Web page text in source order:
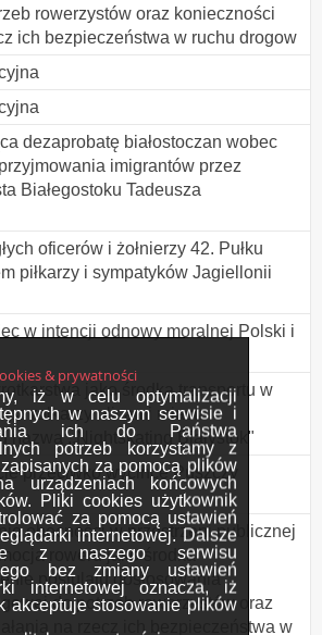
& prywatności
iż w celu optymalizacji
w naszym serwisie i
ich do Państwa
potrzeb korzystamy z
za pomocą plików
urządzeniach końcowych
Pliki cookies użytkownik
za pomocą ustawień
internetowej. Dalsze
z naszego serwisu
bez zmiany ustawień
internetowej oznacza, iż
akceptuje stosowanie plików
rowerzystów oraz konieczności
ich bezpieczeństwa w ruchu drogow
dezaprobatę białostoczan wobec
imigrantów przez
Białegostoku Tadeusza
oficerów i żołnierzy 42. Pułku
piłkarzy i sympatyków Jagiellonii
w intencji odnowy moralnej Polski i
jako środka transportu w
rolkarzy ulicami miasta
nazwą ,,Nightskating Białystok"
przeciwko wycince Puszczy
obecności w przestrzeni publicznej
roweru jako środka
postulatu dostosowania
do potrzeb rowerzystów oraz
na rzecz ich bezpieczeństwa w